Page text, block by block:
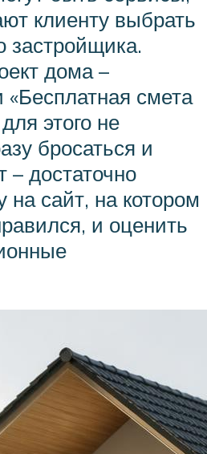
клиенту выбрать
застройщика.
дома –
«Бесплатная смета
этого не
бросаться и
– достаточно
на сайт, на котором
и оценить